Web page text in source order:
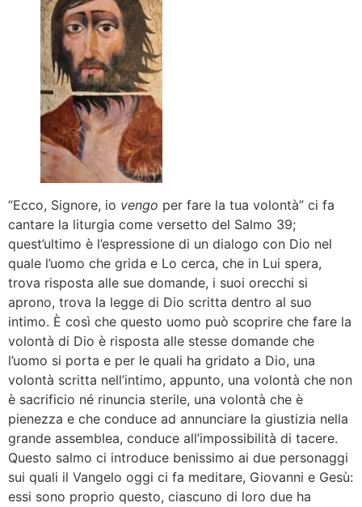
“Ecco, Signore, io vengo per fare la tua volontà” ci fa
cantare la liturgia come versetto del Salmo 39;
quest’ultimo è l’espressione di un dialogo con Dio nel
quale l’uomo che grida e Lo cerca, che in Lui spera,
trova risposta alle sue domande, i suoi orecchi si
aprono, trova la legge di Dio scritta dentro al suo
intimo. È così che questo uomo può scoprire che fare la
volontà di Dio è risposta alle stesse domande che
l’uomo si porta e per le quali ha gridato a Dio, una
volontà scritta nell’intimo, appunto, una volontà che non
è sacrificio né rinuncia sterile, una volontà che è
pienezza e che conduce ad annunciare la giustizia nella
grande assemblea, conduce all’impossibilità di tacere.
Questo salmo ci introduce benissimo ai due personaggi
sui quali il Vangelo oggi ci fa meditare, Giovanni e Gesù:
essi sono proprio questo, ciascuno di loro due ha